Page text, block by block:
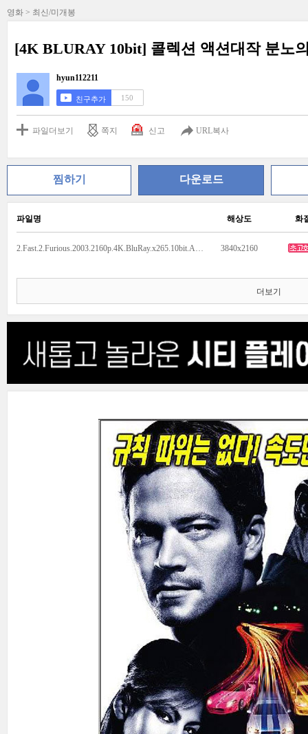
영화 > 최신/미개봉
[4K BLURAY 10bit] 콜렉션 액션대작 분노
hyun112211
친구추가 150
파일더보기 쪽지 신고 URL복사
찜하기 다운로드
파일명 해상도 화
2.Fast.2.Furious.2003.2160p.4K.BluRay.x265.10bit.AAC5.1.mkv 3840x2160
더보기